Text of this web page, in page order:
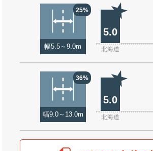
25%
幅5.5～9.0m
5.0
北海道
36%
幅9.0～13.0m
5.0
北海道